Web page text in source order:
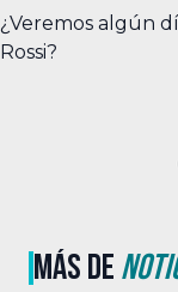
¿Veremos algún
Rossi?
MÁS DE